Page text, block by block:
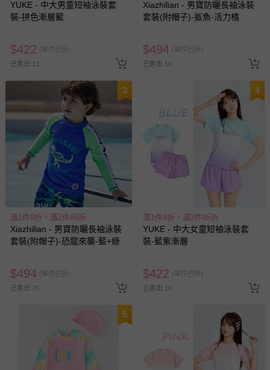
YUKE - 中大男童短袖泳裝套
裝-拼色漸層藍
$422 (單件已折)
已售出 11
Xiazhilian - 男寶防曬長袖泳裝
套裝(附帽子)-鯊魚-活力橘
$494 (單件已折)
已售出 50
3
滿1件9折，滿2件85折
Xiazhilian - 男寶防曬長袖泳裝
套裝(附帽子)-恐龍來襲-藍+綠
$494 (單件已折)
已售出 76
4
滿1件9折，滿2件85折
YUKE - 中大女童短袖泳裝套
裝-藍紫漸層
$422 (單件已折)
已售出 10
5